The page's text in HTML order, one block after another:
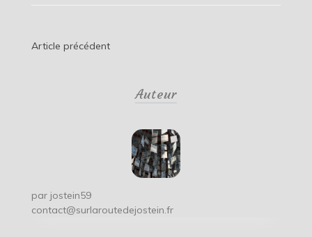
Navigation
Article précédent
Auteur
par jostein59
contact@surlaroutedejostein.fr